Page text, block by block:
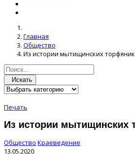
Главная
Общество
Из истории мытищинских
Искать
Печать
Из истории мытищинских
Общество Краеведение
13.05.2020